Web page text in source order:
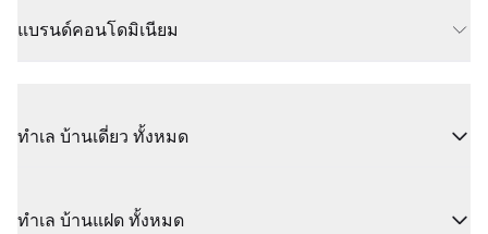
แบรนด์คอนโดมิเนียม
ทำเล บ้านเดี่ยว ทั้งหมด
ทำเล บ้านแฝด ทั้งหมด